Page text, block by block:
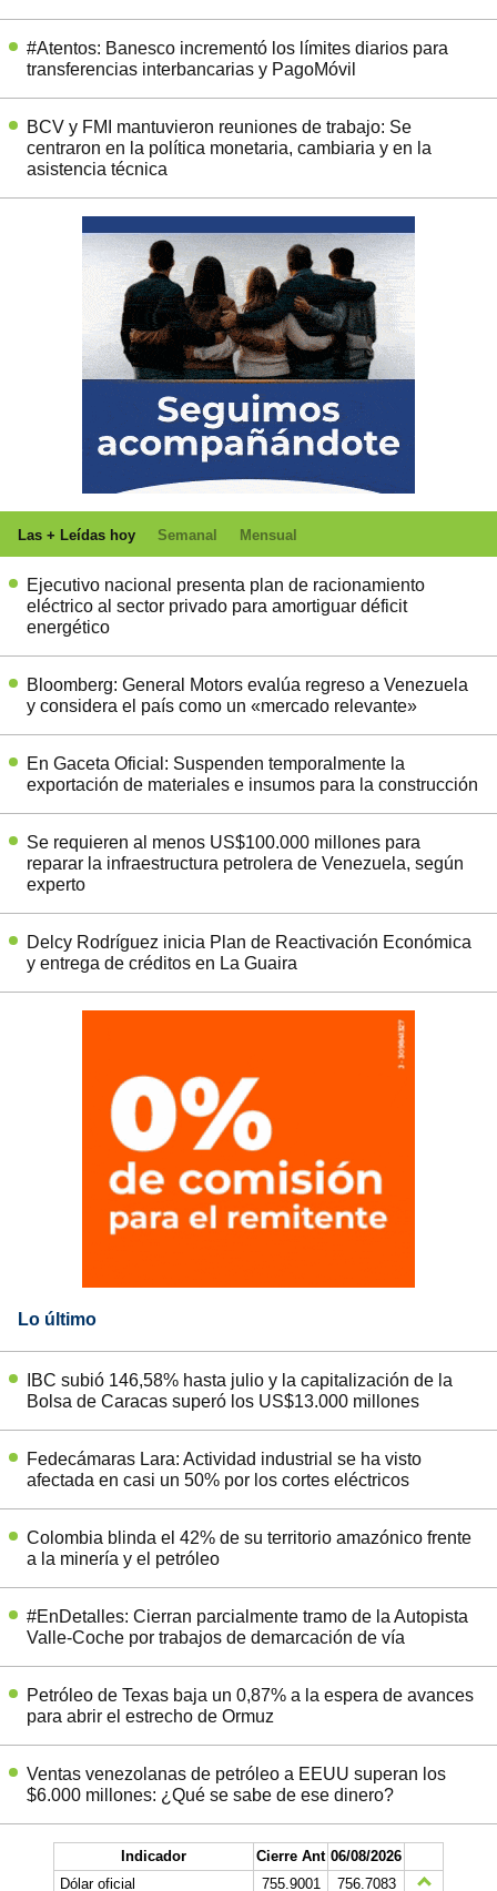
#Atentos: Banesco incrementó los límites diarios para
transferencias interbancarias y PagoMóvil
BCV y FMI mantuvieron reuniones de trabajo: Se
centraron en la política monetaria, cambiaria y en la
asistencia técnica
Las + Leídas hoy Semanal Mensual
Ejecutivo nacional presenta plan de racionamiento
eléctrico al sector privado para amortiguar déficit
energético
Bloomberg: General Motors evalúa regreso a Venezuela
y considera el país como un «mercado relevante»
En Gaceta Oficial: Suspenden temporalmente la
exportación de materiales e insumos para la construcción
Se requieren al menos US$100.000 millones para
reparar la infraestructura petrolera de Venezuela, según
experto
Delcy Rodríguez inicia Plan de Reactivación Económica
y entrega de créditos en La Guaira
Lo último
IBC subió 146,58% hasta julio y la capitalización de la
Bolsa de Caracas superó los US$13.000 millones
Fedecámaras Lara: Actividad industrial se ha visto
afectada en casi un 50% por los cortes eléctricos
Colombia blinda el 42% de su territorio amazónico frente
a la minería y el petróleo
#EnDetalles: Cierran parcialmente tramo de la Autopista
Valle-Coche por trabajos de demarcación de vía
Petróleo de Texas baja un 0,87% a la espera de avances
para abrir el estrecho de Ormuz
Ventas venezolanas de petróleo a EEUU superan los
$6.000 millones: ¿Qué se sabe de ese dinero?
Indicador Cierre Ant 06/08/2026
Dólar oficial
755.9001
756.7083